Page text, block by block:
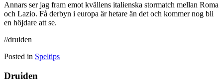
Annars ser jag fram emot kvällens italienska stormatch mellan Roma
och Lazio. Få derbyn i europa är hetare än det och kommer nog bli
en höjdare att se.
//druiden
Posted in Speltips
Druiden